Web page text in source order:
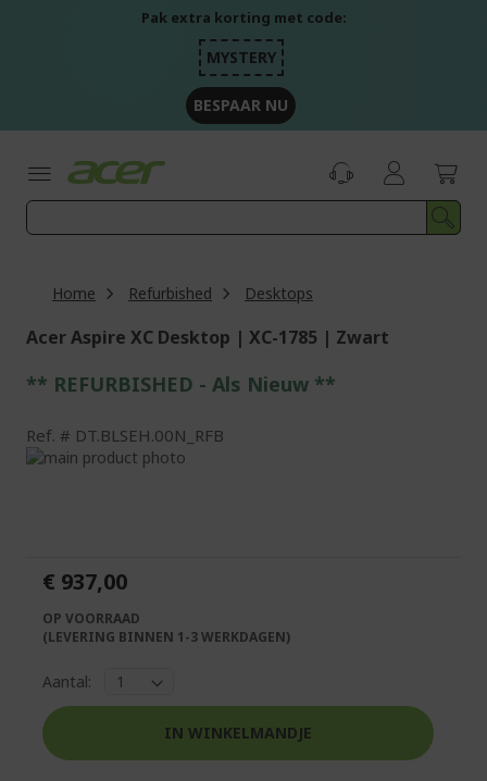
Pak extra korting met code:
MYSTERY
BESPAAR NU
Home Refurbished Desktops
Acer Aspire XC Desktop | XC-1785 | Zwart
** REFURBISHED - Als Nieuw **
Ref. DT.BLSEH.00N_RFB
Ga
afbeeldingen-
gallerij
afbeeldingen-
gallerij
€ 937,00
OP VOORRAAD
(LEVERING BINNEN 1-3 WERKDAGEN)
Aantal:
IN WINKELMANDJE